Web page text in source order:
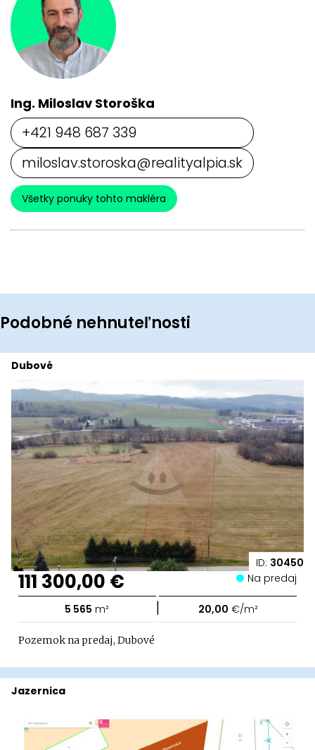
Ing. Miloslav Storoška
+421 948 687 339
miloslav.storoska@realityalpia.sk
Všetky ponuky tohto makléra
Podobné nehnuteľnosti
ID: 30450
Dubové
111 300,00 € Na predaj
5 565 m² | 20,00 €/m²
Pozemok na predaj, Dubové
Jazernica